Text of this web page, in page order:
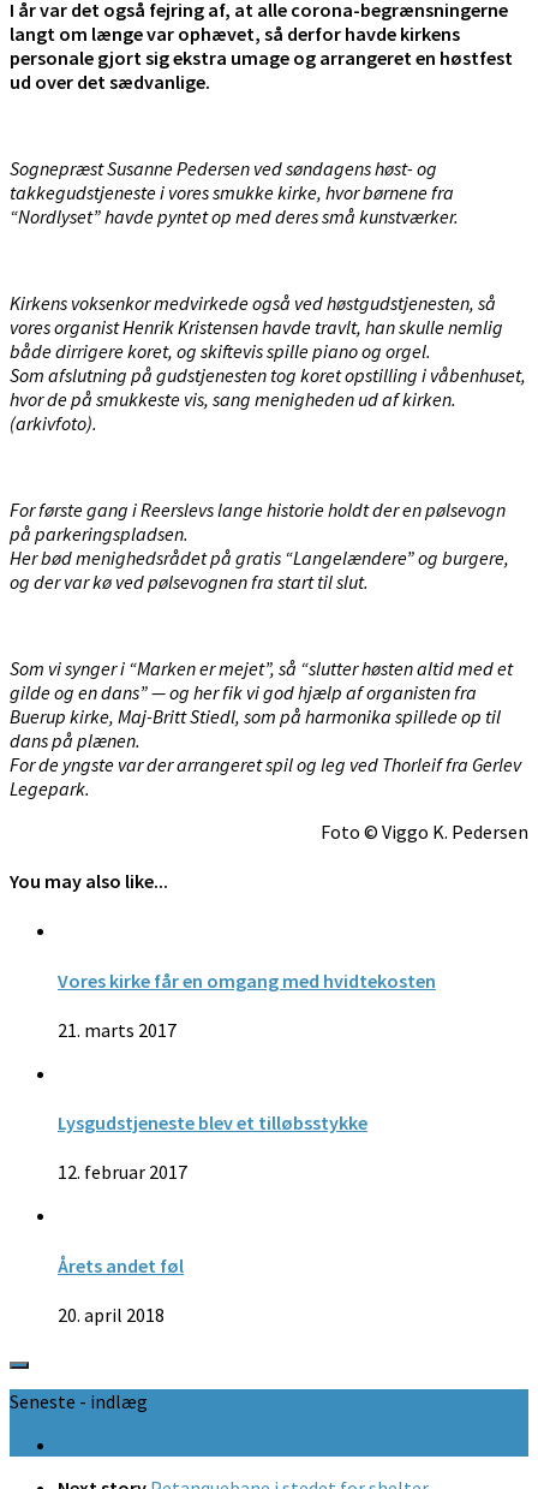
I år var det også fejring af, at alle corona-begrænsningerne
langt om længe var ophævet, så derfor havde kirkens
personale gjort sig ekstra umage og arrangeret en høstfest
ud over det sædvanlige.
Sognepræst Susanne Pedersen ved søndagens høst- og
takkegudstjeneste i vores smukke kirke, hvor børnene fra
“Nordlyset” havde pyntet op med deres små kunstværker.
Kirkens voksenkor medvirkede også ved høstgudstjenesten, så
vores organist Henrik Kristensen havde travlt, han skulle nemlig
både dirrigere koret, og skiftevis spille piano og orgel.
Som afslutning på gudstjenesten tog koret opstilling i våbenhuset,
hvor de på smukkeste vis, sang menigheden ud af kirken.
(arkivfoto).
For første gang i Reerslevs lange historie holdt der en pølsevogn
på parkeringspladsen.
Her bød menighedsrådet på gratis “Langelændere” og burgere,
og der var kø ved pølsevognen fra start til slut.
Som vi synger i “Marken er mejet”, så “slutter høsten altid med et
gilde og en dans” — og her fik vi god hjælp af organisten fra
Buerup kirke, Maj-Britt Stiedl, som på harmonika spillede op til
dans på plænen.
For de yngste var der arrangeretspil og leg ved Thorleif fra Gerlev
Legepark.
Foto © Viggo K. Pedersen
You may also like...
Vores kirke får en omgang med hvidtekosten
21. marts 2017
Lysgudstjeneste blev et tilløbsstykke
12. februar 2017
Årets andet føl
20. april 2018
Seneste - indlæg